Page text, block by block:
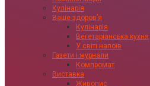
Кулінарія
Ваше здоровʼя
Кулінарія
Вегетаріанська кухня
У світі напоїв
Газети і журнали
Компромат
Виставка
Живопис